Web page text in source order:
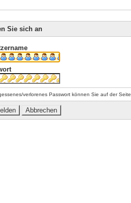
Sie sich an
verlorenes Passwort können Sie auf der Seite